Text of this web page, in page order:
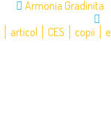
Armonia Gradinita
articol CES copii